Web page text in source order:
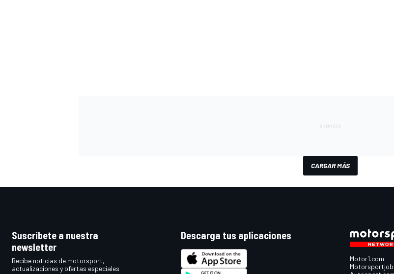
CARGAR MÁS
Suscríbete a nuestra
newsletter
Recibe noticias de motorsport,
actualizaciones y ofertas especiales
Descarga tus aplicaciones
Motor1.com